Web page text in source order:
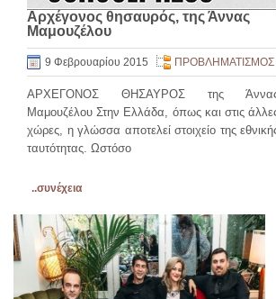
Αρχέγονος θησαυρός, της Άννας
Μαμουζέλου
9 Φεβρουαρίου 2015 ΠΡΟΒΛΗΜΑΤΙΣΜΟΣ
AΡΧΕΓΟΝΟΣ ΘΗΣΑΥΡΟΣ της
Μαμουζέλου Στην Ελλάδα, όπως και στις
χώρες, η γλώσσα αποτελεί στοιχείο της
ταυτότητας. Ωστόσο
..συνέχεια